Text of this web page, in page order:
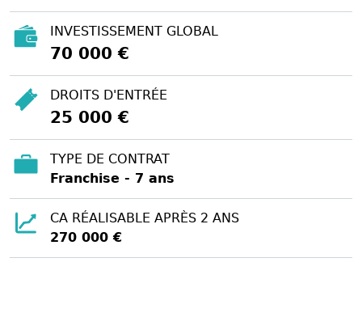
INVESTISSEMENT GLOBAL
70 000 €
DROITS D'ENTRÉE
25 000 €
TYPE DE CONTRAT
Franchise - 7 ans
CA RÉALISABLE APRÈS 2 ANS
270 000 €